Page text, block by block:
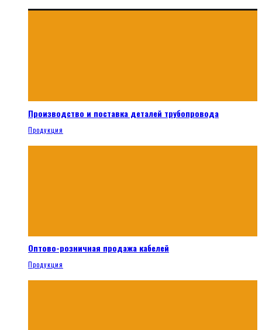
Производство и поставка деталей трубопровода
Продукция
Оптово-розничная продажа кабелей
Продукция